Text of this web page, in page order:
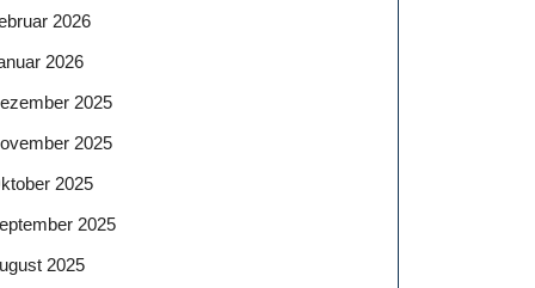
2026
2026
2025
2025
2025
2025
2025